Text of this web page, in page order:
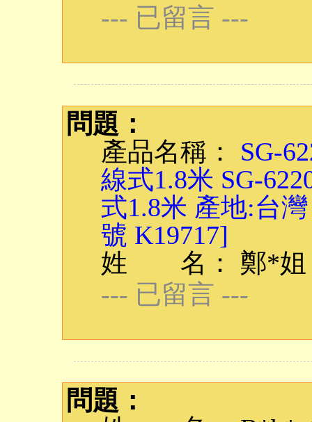
--- 已留言 ---
問題：
產品名稱： SG-
線式1.8米 SG-
式1.8米 產地:台
號 K19717]
姓 名： 鄭*姐
--- 已留言 ---
問題：